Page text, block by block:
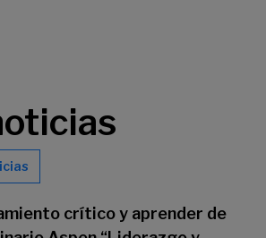
crítico y aprender de